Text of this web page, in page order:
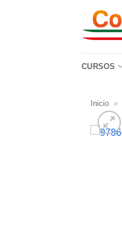
CURSOS
Inicio »